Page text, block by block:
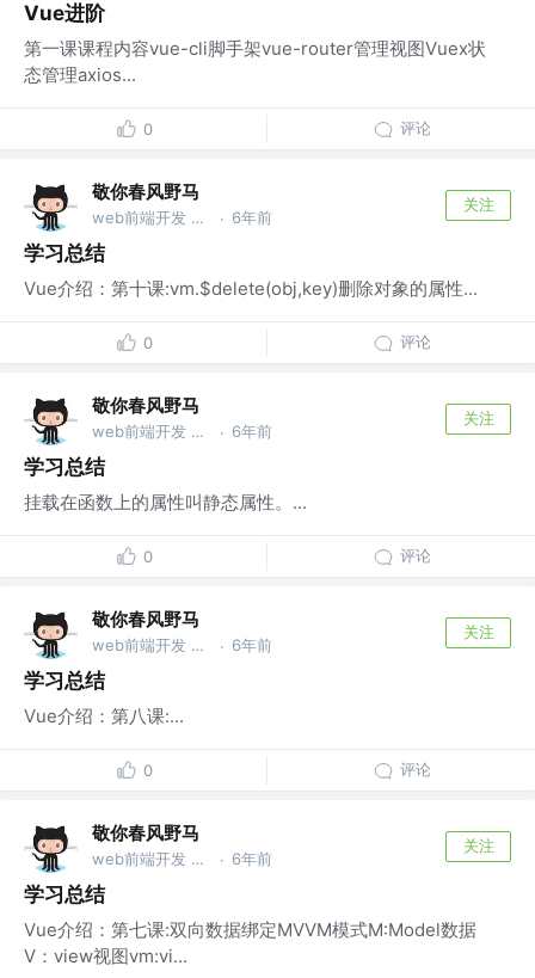
Vue进阶
第一课课程内容vue-cli脚手架vue-router管理视图Vuex状
态管理axios...
0 评论
敬你春风野马
web前端开发 @wu · 6年前
关注
学习总结
Vue介绍：第十课:vm.$delete(obj,key)删除对象的属性...
0 评论
敬你春风野马
web前端开发 @wu · 6年前
关注
学习总结
挂载在函数上的属性叫静态属性。...
0 评论
敬你春风野马
web前端开发 @wu · 6年前
关注
学习总结
Vue介绍：第八课:...
0 评论
敬你春风野马
web前端开发 @wu · 6年前
关注
学习总结
Vue介绍：第七课:双向数据绑定MVVM模式M:Model数据
V：view视图vm:vi...